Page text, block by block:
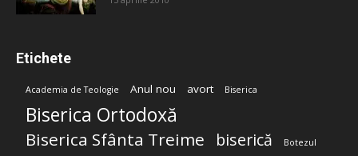
Etichete
Academia de Teologie Anul nou avort Biserica
Biserica Ortodoxă
Biserica Sfânta Treime biserică Botezul